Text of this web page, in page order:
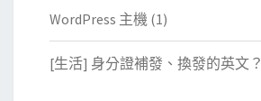
WordPress 主機 (1)
[生活] 身分證補發、換發的英文？